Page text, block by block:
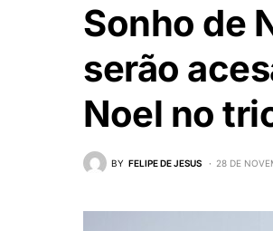
Sonho de
serão
Noel no
BY FELIPE DE JESUS 28 DE